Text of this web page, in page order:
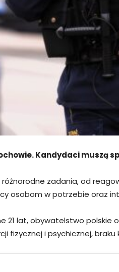
Kandydaci muszą
zadania, od
osobom w potrzebie oraz
lat, obywatelstwo polskie
fizycznej i psychicznej,